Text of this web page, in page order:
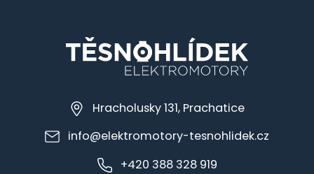
Hracholusky 131, Prachatice
info@elektromotory-tesnohlidek.cz
+420 388 328 919